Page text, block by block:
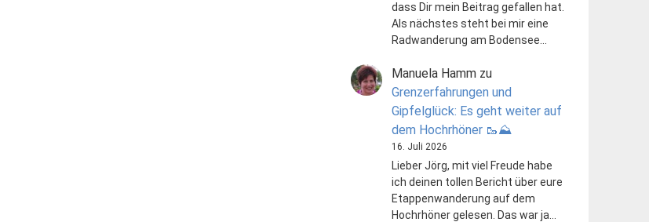
dass Dir mein Beitrag gefallen hat.
Als nächstes steht bei mir eine
Radwanderung am Bodensee…
Manuela Hammzu
Grenzerfahrungen und
Gipfelglück: Es geht weiter auf
dem Hochrhöner 🥾⛰️
16. Juli 2026
Lieber Jörg, mit viel Freude habe
ich deinen tollen Bericht über eure
Etappenwanderung auf dem
Hochrhöner gelesen. Das war ja…